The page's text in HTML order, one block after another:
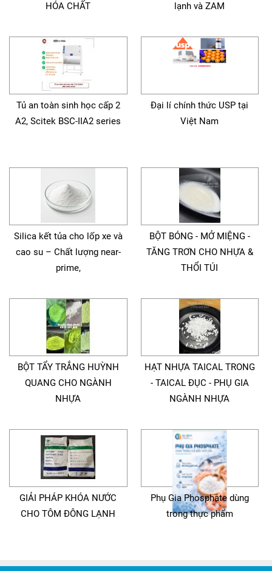
HÓA CHẤT
lạnh và ZAM
Tủ an toàn sinh học cấp 2
A2, Scitek BSC-IIA2 series
Đại lí chính thức USP tại
Việt Nam
Silica kết tủa cho lốp xe và
cao su – Chất lượng near-
prime,
BỘT BÓNG - MỞ MIỆNG -
TĂNG TRƠN CHO NHỰA &
THỔI TÚI
BỘT TẨY TRẮNG HUỲNH
QUANG CHO NGÀNH
NHỰA
HẠT NHỰA TAICAL TRONG
- TAICAL ĐỤC - PHỤ GIA
NGÀNH NHỰA
GIẢI PHÁP KHÓA NƯỚC
CHO TÔM ĐÔNG LẠNH
Phụ Gia Phosphate dùng
trong thực phẩm